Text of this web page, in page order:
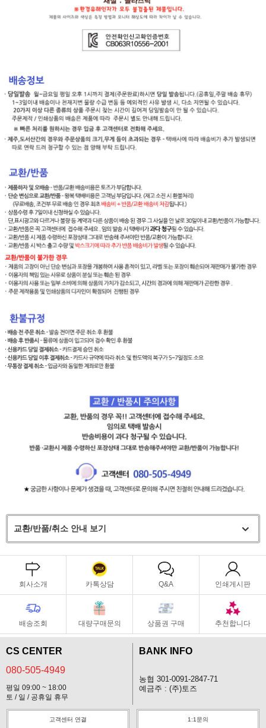
교환/반품/취소 안내 보기
회사소개 카톡상담 Q&A 인쇄게시판
배송조회 대량구매문의 상품권 구매 추천합니다
CS CENTER
080-505-4949
평일 09:00 ~ 18:00
토 / 일 / 공휴일 휴무
BANK INFO
농협 301-0091-2847-71
예금주 : (주)토즈
고객센터 연결 1:1문의